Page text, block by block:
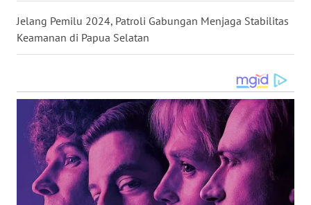
Jelang Pemilu 2024, Patroli Gabungan Menjaga Stabilitas
Keamanan di Papua Selatan
WN
TAPANULI
SELATAN
WN
TANJUNG
LESUNG